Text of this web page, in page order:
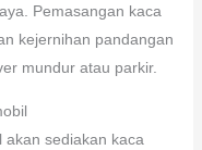
Pemasangan kaca
kejernihan pandangan
mundur atau parkir.
akan sediakan kaca